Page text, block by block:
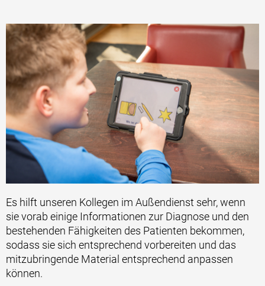
Es hilft unseren Kollegen im Außendienst sehr, wenn
sie vorab einige Informationen zur Diagnose und den
bestehenden Fähigkeiten des Patienten bekommen,
sodass sie sich entsprechend vorbereiten und das
mitzubringende Material entsprechend anpassen
können.